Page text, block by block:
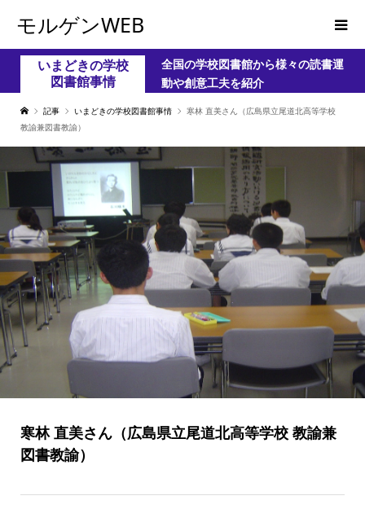
モルゲンWEB
いまどきの学校
図書館事情
全国の学校図書館から様々の読書運
動や創意工夫を紹介
記事 いまどきの学校図書館事情
寒林 直美さん（広島県立尾道北高等学校
教諭兼図書教諭）
寒林 直美さん（広島県立尾道北高等学校 教諭兼
図書教諭）